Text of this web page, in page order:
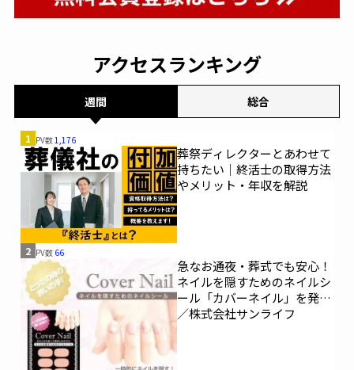
アクセスランキング
週間 総合
1 PV数1,176
葬祭ディレクターとあわせて
持ちたい｜終活士の取得方法
やメリット・年収を解説
2 PV数 66
急なお通夜・葬式でも安心！
ネイルを隠すためのネイルシ
ール「カバーネイル」を発売
／株式会社サンライフ